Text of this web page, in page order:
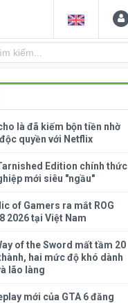
là đã kiếm bộn tiền nhờ
quyền với Netflix
Edition chính thức
mới siêu "ngầu"
of Gamers ra mắt ROG
2026 tại Việt Nam
of the Sword mất tầm 20
hai mức độ khó dành
lão làng
mới của GTA 6 đăng